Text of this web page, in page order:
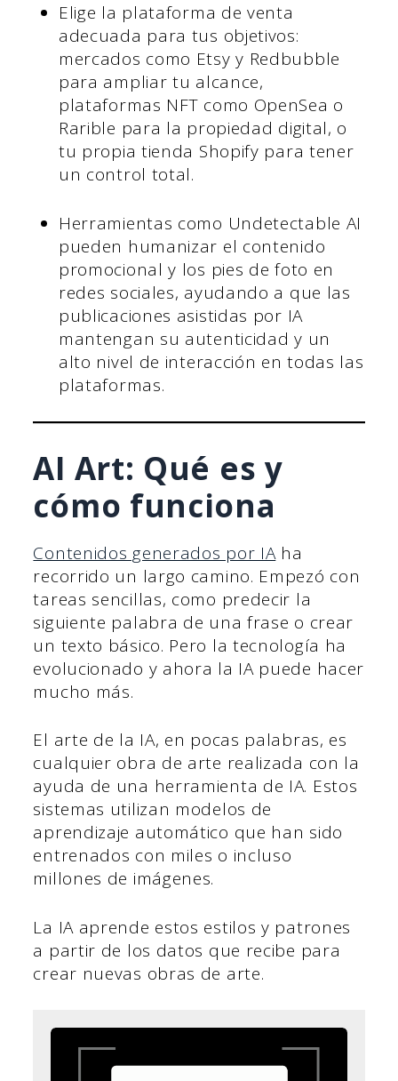
Elige la plataforma de venta
adecuada para tus objetivos:
mercados como Etsy y Redbubble
para ampliar tu alcance,
plataformas NFT como OpenSea o
Rarible para la propiedad digital, o
tu propia tienda Shopify para tener
un control total.
Herramientas como Undetectable AI
pueden humanizar el contenido
promocional y los pies de foto en
redes sociales, ayudando a que las
publicaciones asistidas por IA
mantengan su autenticidad y un
alto nivel de interacción en todas las
plataformas.
AI Art: Qué es y
cómo funciona
Contenidos generados por IAha
recorrido un largo camino. Empezó con
tareas sencillas, como predecir la
siguiente palabra de una frase o crear
un texto básico. Pero la tecnología ha
evolucionado y ahora la IA puede hacer
mucho más.
El arte de la IA, en pocas palabras, es
cualquier obra de arte realizada con la
ayuda de una herramienta de IA. Estos
sistemas utilizan modelos de
aprendizaje automático que han sido
entrenados con miles o incluso
millones de imágenes.
La IA aprende estos estilos y patrones
a partir de los datos que recibe para
crear nuevas obras de arte.